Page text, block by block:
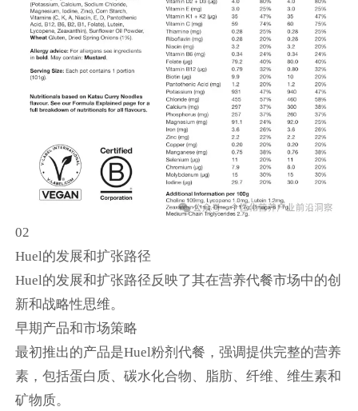
02
Huel的发展和扩张路径
Huel的发展和扩张路径反映了其在营养代餐市场中的创
新和战略性思维。
早期产品和市场策略
最初推出的产品是Huel粉剂代餐，强调提供完整的营养
素，包括蛋白质、碳水化合物、脂肪、纤维、维生素和
矿物质。